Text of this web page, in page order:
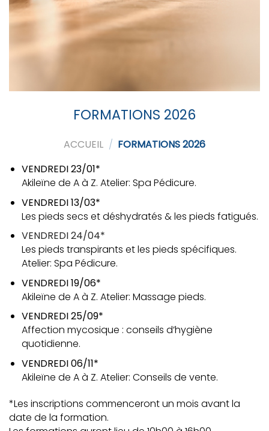
FORMATIONS 2026
ACCUEIL / FORMATIONS 2026
VENDREDI 23/01*
Akileïne de A à Z. Atelier: Spa Pédicure.
VENDREDI 13/03*
Les pieds secs et déshydratés & les pieds fatigués.
VENDREDI 24/04*
Les pieds transpirants et les pieds spécifiques.
Atelier: Spa Pédicure.
VENDREDI 19/06*
Akileïne de A à Z. Atelier: Massage pieds.
VENDREDI 25/09*
Affection mycosique : conseils d’hygiène
quotidienne.
VENDREDI 06/11*
Akileïne de A à Z. Atelier: Conseils de vente.
*Les inscriptions commenceront un mois avant la
date de la formation.